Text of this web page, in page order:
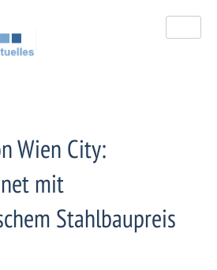
Wien City:
mit
Stahlbaupreis